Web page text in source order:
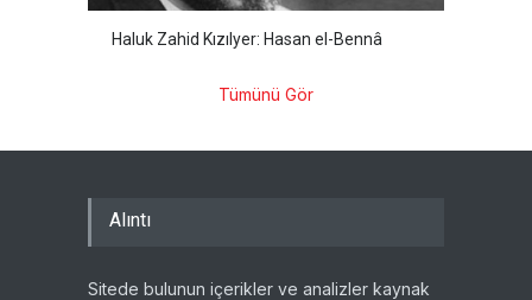
Haluk Zahid Kızılyer: Hasan el-Bennâ
Tümünü Gör
Alıntı
Sitede bulunun içerikler ve analizler kaynak